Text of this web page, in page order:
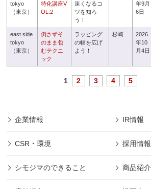
tokyo
（東京）
特化講座V
OL.2
速くなるコ
ツを知ろ
う！
年9月
6日
east side
tokyo
（東京）
倒さずそ
のまま包
むテクニ
ック
ラッピング
の幅を広げ
よう！
杉崎
2026
年10
月4日
1 2 3 4 5
企業情報 IR情報
CSR・環境 採用情報
シモジマのできること 商品紹介